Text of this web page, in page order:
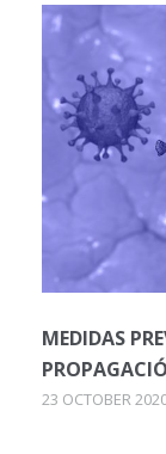
MEDIDAS
23 OCTOBER